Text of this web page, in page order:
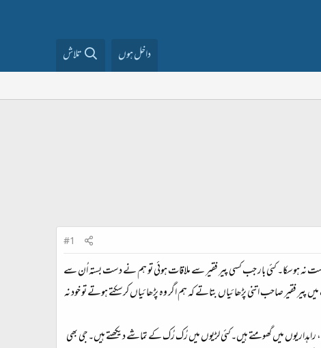
داخل ہوں تلاش
#1
نہ ہوسکا۔ کئی بار جب کسی پیر فقیر سے ملاقات ہوئی تو ہم نے دست بستہ اُن سے
فقیر صاحب اتنی پڑھائیاں بتاتے کہ ہم اگر وہ پڑھائیاں کرسکتے ہوتے تو خود نہ
میں گھومتے ہیں۔کئی لڑیوں میں رُک رُک کے تماشے دیکھتے ہیں۔جی بھی